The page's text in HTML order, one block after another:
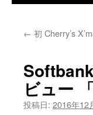
プ← 初 Cherry’s
ビュー
投稿日: 2016年12